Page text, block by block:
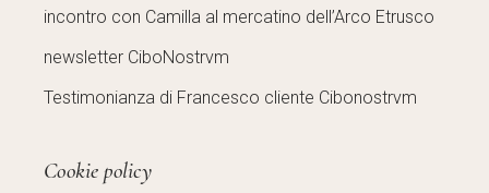
incontro con Camilla al mercatino dell’Arco Etrusco
newsletter CiboNostrvm
Testimonianza di Francesco cliente Cibonostrvm
Cookie policy